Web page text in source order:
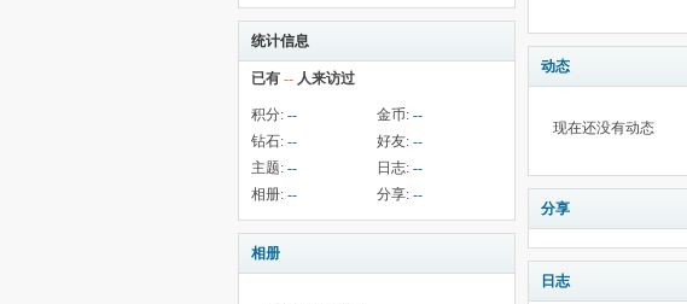
统计信息
已有 -- 人来访过
积分: -- 金币: --
钻石: -- 好友: --
主题: -- 日志: --
相册: -- 分享: --
相册
动态
现在还没有动态
分享
日志